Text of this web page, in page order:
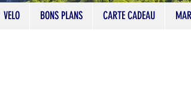
VELO BONS PLANS CARTE CADEAU